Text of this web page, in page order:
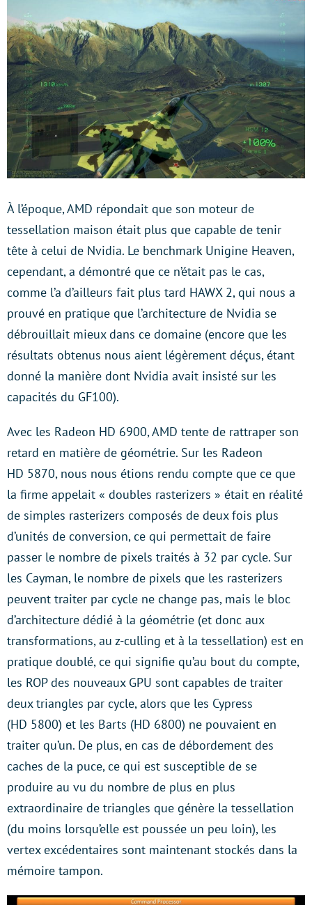
À l’époque, AMD répondait que son moteur de
tessellation maison était plus que capable de tenir
tête à celui de Nvidia. Le benchmark Unigine Heaven,
cependant, a démontré que ce n’était pas le cas,
comme l’a d’ailleurs fait plus tard HAWX 2, qui nous a
prouvé en pratique que l’architecture de Nvidia se
débrouillait mieux dans ce domaine (encore que les
résultats obtenus nous aient légèrement déçus, étant
donné la manière dont Nvidia avait insisté sur les
capacités du GF100).
Avec les Radeon HD 6900, AMD tente de rattraper son
retard en matière de géométrie. Sur les Radeon
HD 5870, nous nous étions rendu compte que ce que
la firme appelait « doubles rasterizers » était en réalité
de simples rasterizers composés de deux fois plus
d’unités de conversion, ce qui permettait de faire
passer le nombre de pixels traités à 32 par cycle. Sur
les Cayman, le nombre de pixels que les rasterizers
peuvent traiter par cycle ne change pas, mais le bloc
d’architecture dédié à la géométrie (et donc aux
transformations, au z-culling et à la tessellation) est en
pratique doublé, ce qui signifie qu’au bout du compte,
les ROP des nouveaux GPU sont capables de traiter
deux triangles par cycle, alors que les Cypress
(HD 5800) et les Barts (HD 6800) ne pouvaient en
traiter qu’un. De plus, en cas de débordement des
caches de la puce, ce qui est susceptible de se
produire au vu du nombre de plus en plus
extraordinaire de triangles que génère la tessellation
(du moins lorsqu’elle est poussée un peu loin), les
vertex excédentaires sont maintenant stockés dans la
mémoire tampon.